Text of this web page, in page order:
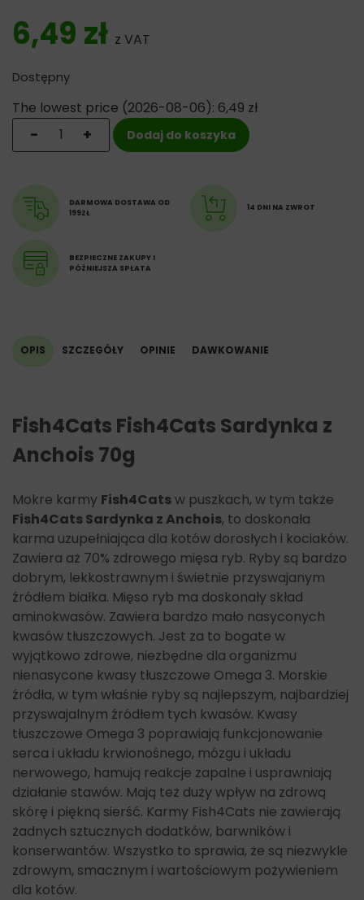
anchois 5%
ryż 4%
Składniki analityczne:
białko 12%
tłuszcze 0,1%
włókna 1%
popiół 2%
6,49 zł z VAT
Dostępny
The lowest price (2026-08-06): 6,49 zł
ilość Fish4Cats Sardynka z Anchois - puszka dla kota
+
- Dodaj do koszyka
DARMOWA DOSTAWA OD
199ZŁ
14 DNI NA ZWROT
BEZPIECZNE ZAKUPY I
PÓŹNIEJSZA SPŁATA
OPIS SZCZEGÓŁY OPINIE DAWKOWANIE
Fish4Cats Fish4Cats Sardynka z
Anchois 70g
Mokre karmy Fish4Catsw puszkach, w tym także
Fish4Cats Sardynka z Anchois, to doskonała
karma uzupełniająca dla kotów dorosłych i kociaków.
Zawiera aż 70% zdrowego mięsa ryb. Ryby są bardzo
dobrym, lekkostrawnym i świetnie przyswajanym
źródłem białka. Mięso ryb ma doskonały skład
aminokwasów. Zawiera bardzo mało nasyconych
kwasów tłuszczowych. Jest za to bogate w
wyjątkowo zdrowe, niezbędne dla organizmu
nienasycone kwasy tłuszczowe Omega 3. Morskie
źródła, w tym właśnie ryby są najlepszym, najbardziej
przyswajalnym źródłem tych kwasów. Kwasy
tłuszczowe Omega 3 poprawiają funkcjonowanie
serca i układu krwionośnego, mózgu i układu
nerwowego, hamują reakcje zapalne i usprawniają
działanie stawów. Mają też duży wpływ na zdrową
skórę i piękną sierść. Karmy Fish4Cats nie zawierają
żadnych sztucznych dodatków, barwników i
konserwantów. Wszystko to sprawia, że są niezwykle
zdrowym, smacznym i wartościowym pożywieniem
dla kotów.